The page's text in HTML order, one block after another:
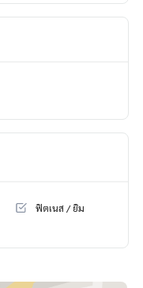
อี้ 2 ตัว
บิ้วอิน
Sathorn 10
ขตบางรัก กทม.
ฟิตเนส / ยิม